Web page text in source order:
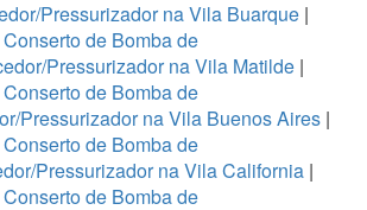
Pressurizador na Vila Buarque |
Conserto de Bomba de
Pressurizador na Vila Matilde|
Conserto de Bomba de
Pressurizador na Vila Buenos Aires|
Conserto de Bomba de
Pressurizador na Vila California |
Conserto de Bomba de